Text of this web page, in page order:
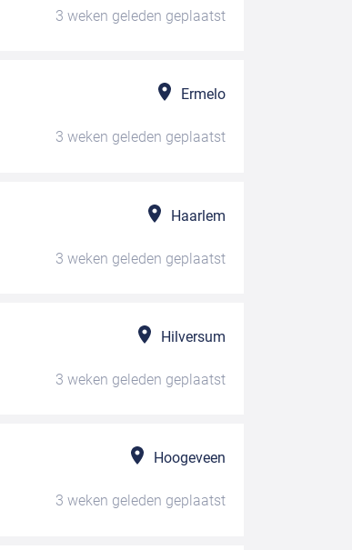
3 weken geleden geplaatst
Ermelo
3 weken geleden geplaatst
Haarlem
3 weken geleden geplaatst
Hilversum
3 weken geleden geplaatst
Hoogeveen
3 weken geleden geplaatst